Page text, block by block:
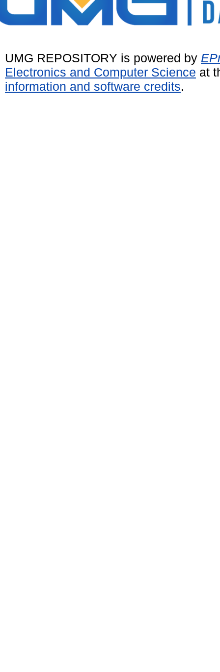
UMG REPOSITORY is powered by
Electronics and Computer Science at
information and software credits.